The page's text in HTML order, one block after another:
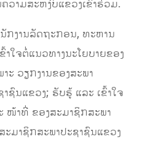
ວາມສະຫງົບແຂວງເຂົ້າຮ່ວມ.
ກງານລັດຖະກອນ, ທະຫານ
ໃຈຕໍ່ແນວທາງນະໂຍບາຍຂອງ
ະ ວຽກງານຂອງສະພາ
ຊົນແຂວງ; ຮັບຮູ້ ແລະ ເຂົ້າໃຈ
ໜ້າທີ່ ຂອງສະມາຊິກສະພາ
ມາຊິກສະພາປະຊາຊົນແຂວງ